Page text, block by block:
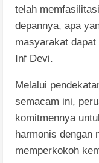
telah
depannya, apa
masyarakat
Inf Devi.
Melalui
semacam ini,
komitmennya
harmonis dengan
memperkokoh